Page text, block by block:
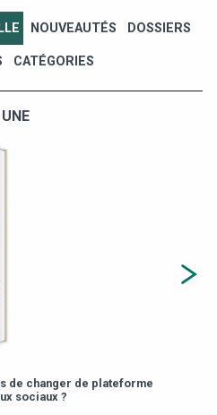
NOUVEAUTÉS DOSSIERS
CATÉGORIES
de changer de plateforme
sociaux ?